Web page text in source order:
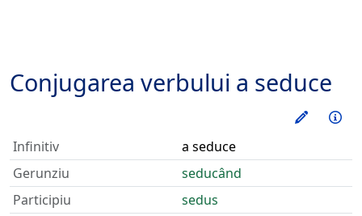
Conjugarea verbului a seduce
Infinitiv
a seduce
Gerunziu
seducând
Participiu
sedus